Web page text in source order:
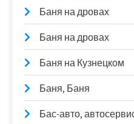
Баня на дровах
Баня на дровах
Баня на Кузнецком
Баня, Баня
Бас-авто,